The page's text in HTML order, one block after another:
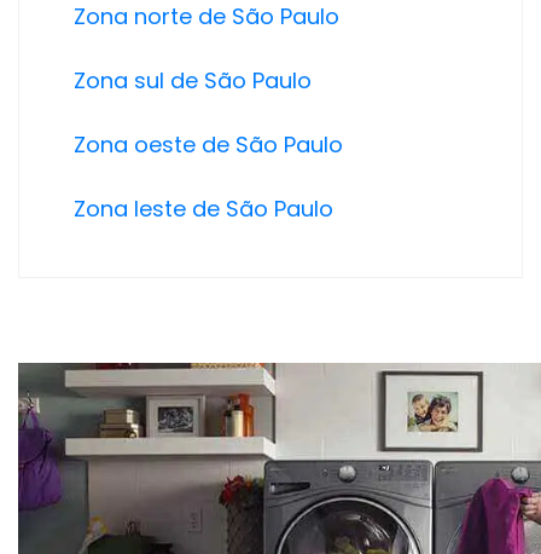
Zona norte de São Paulo
Zona sul de São Paulo
Zona oeste de São Paulo
Zona leste de São Paulo